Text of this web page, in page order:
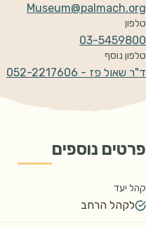
Museum@palmach.org
טלפון
03-5459800
טלפון נוסף
ד"ר שאול פז - 052-2217606
פרטים נוספים
קהל יעד
לקהל הרחב